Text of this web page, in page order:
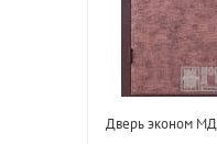
Дверь эконом